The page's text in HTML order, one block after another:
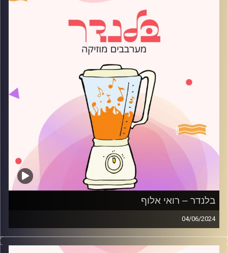
בלנדר – רואי אלוף
04/06/2024
מוזיקה קצבית חדשה עם רואי אלוף